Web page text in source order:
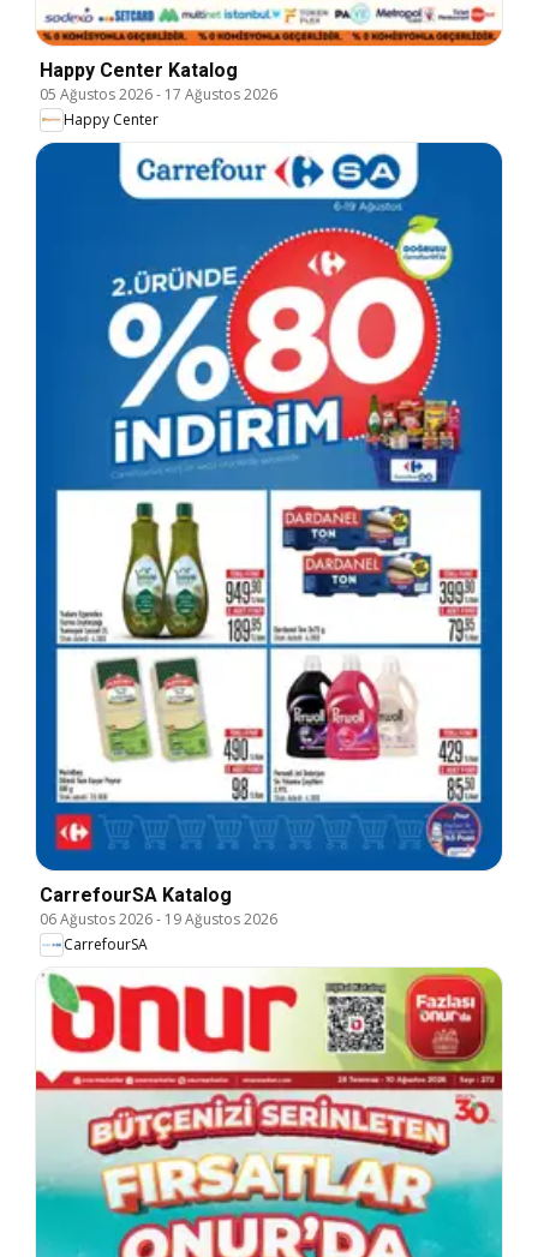
Happy Center Katalog
05 Ağustos 2026- 17 Ağustos 2026
Happy Center
CarrefourSA Katalog
06 Ağustos 2026- 19 Ağustos 2026
CarrefourSA